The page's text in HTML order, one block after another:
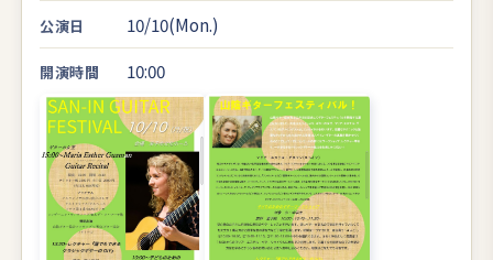
公演日 10/10(Mon.)
開演時間 10:00